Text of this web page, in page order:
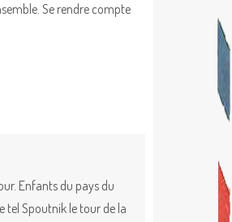
Se rendre compte
Enfants du pays du
tel Spoutnik le tour de la